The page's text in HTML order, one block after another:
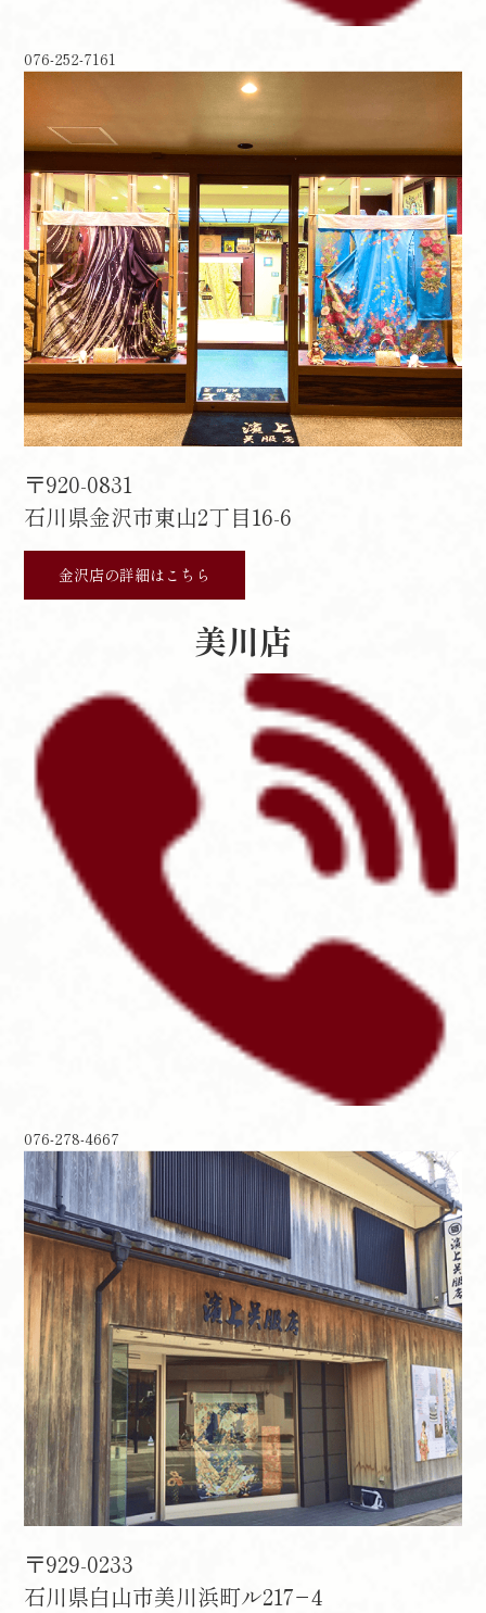
076-252-7161
〒920-0831
石川県金沢市東山2丁目16-6
金沢店の詳細はこちら
美川店
076-278-4667
〒929-0233
石川県白山市美川浜町ル217−4